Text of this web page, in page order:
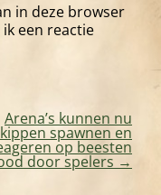
in deze browser
een reactie
Arena’s kunnen nu
kippen spawnen en
op beesten
door spelers →